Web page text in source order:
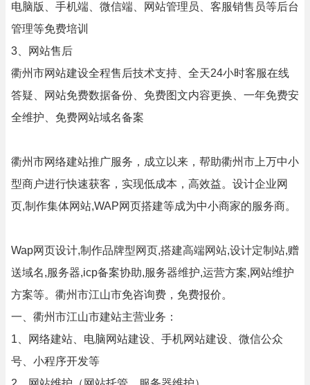
电脑版、手机端、微信端、网站管理员、客服销售员等后台
管理等免费培训
3、网站售后
衢州市网站建设全程售后技术支持、全天24小时客服在线
答疑、网站免费数据备份、免费图文内容更换、一年免费安
全维护、免费网站域名备案
衢州市网络建站推广服务，成立以来，帮助衢州市上万中小
型商户进行快速获客，实现低成本，高效益。设计企业网
页,制作集体网站,WAP网页搭建等成为中小商家的服务商。
Wap网页设计,制作品牌型网页,搭建高端网站,设计定制站,赠
送域名,服务器,icp备案协助,服务器维护,运营方案,网站维护
方案等。衢州市江山市免咨询费，免费报价。
一、衢州市江山市建站主营业务：
1、网络建站、电脑网站建设、手机网站建设、微信公众
号、小程序开发等